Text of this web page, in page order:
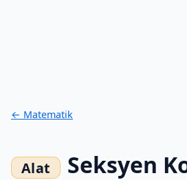
← Matematik
Seksyen